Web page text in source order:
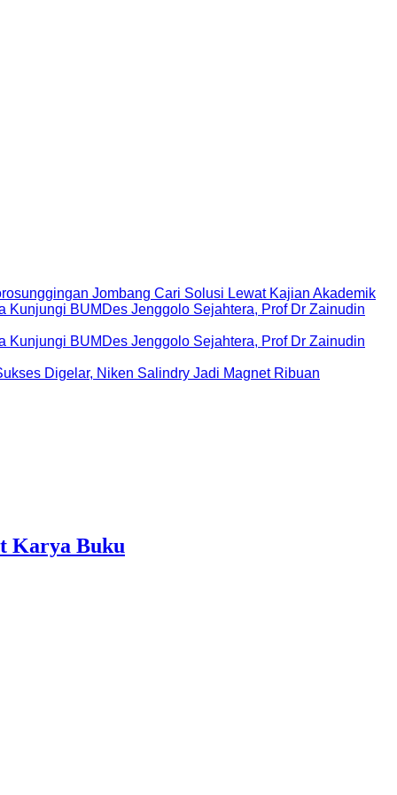
Jombang Cari Solusi Lewat Kajian Akademik
Kunjungi BUMDes Jenggolo Sejahtera, Prof Dr Zainudin
Kunjungi BUMDes Jenggolo Sejahtera, Prof Dr Zainudin
Digelar, Niken Salindry Jadi Magnet Ribuan
Karya Buku